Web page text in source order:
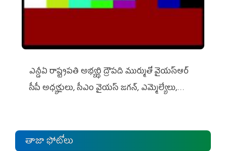
ఎన్డీఏ రాష్ట్ర‌ప‌తి అభ్య‌ర్థి ద్రౌప‌ది ముర్ముతో వైయ‌స్ఆర్
సీపీ అధ్య‌క్షులు, సీఎం వైయ‌స్ జ‌గ‌న్, ఎమ్మెల్యేలు,
తాజా ఫోటోలు